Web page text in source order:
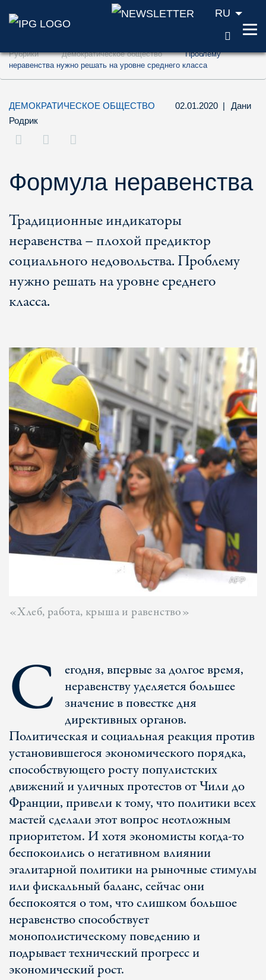
Перейти к содержанию (ключ доступа
Перейти к поиску (ключ доступа '2')
RU
Рубрики Демократическое общество
Проблему
неравенства нужно решать на уровне среднего класса
ДЕМОКРАТИЧЕСКОЕ ОБЩЕСТВО 02.01.2020 |
Дани
Родрик
Формула неравенства
Традиционные индикаторы
неравенства – плохой предиктор
социального недовольства. Проблему
нужно решать на уровне среднего
класса.
AFP
«Хлеб, работа, крыша и равенство»
С
егодня, впервые за долгое время,
неравенству уделяется большее
значение в повестке дня
директивных органов.
Политическая и социальная реакция против
установившегося экономического порядка,
способствующего росту популистских
движений и уличных протестов от Чили до
Франции, привели к тому, что политики всех
мастей сделали этот вопрос неотложным
приоритетом. И хотя экономисты когда-то
беспокоились о негативном влиянии
эгалитарной политики на рыночные стимулы
или фискальный баланс, сейчас они
беспокоятся о том, что слишком большое
неравенство способствует
монополистическому поведению и
подрывает технический прогресс и
экономический рост.